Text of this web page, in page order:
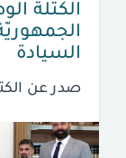
الكتلة
السيادة
صدر عن